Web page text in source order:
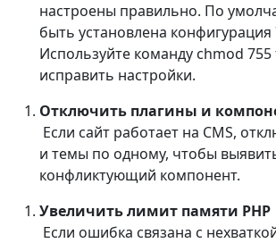
настроены правильно. По
быть установлена
Используйте команду chmod
исправить настройки.
Отключить плагины и
Если сайт работает на CMS,
и темы по одному, чтобы
конфликтующий компонент.
Увеличить лимит памяти PHP
Если ошибка связана с